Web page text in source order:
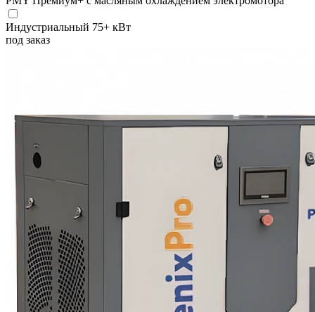
Индустриальный 75+ кВт
под заказ